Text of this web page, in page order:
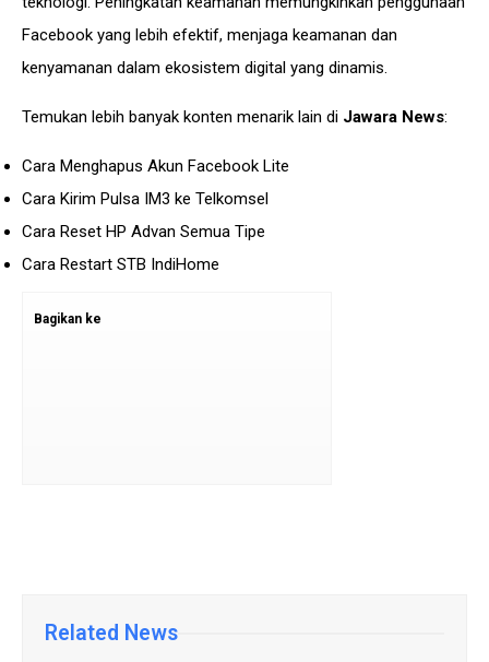
Facebook yang lebih efektif, menjaga keamanan dan
kenyamanan dalam ekosistem digital yang dinamis.
Temukan lebih banyak konten menarik lain di Jawara News:
Cara Menghapus Akun Facebook Lite
Cara Kirim Pulsa IM3 ke Telkomsel
Cara Reset HP Advan Semua Tipe
Cara Restart STB IndiHome
Bagikan ke
Related News